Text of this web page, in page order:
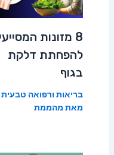
8 מזונות
להפחתת דלקת
בגוף
בריאות ורפואה טבעית
מאת מהממת